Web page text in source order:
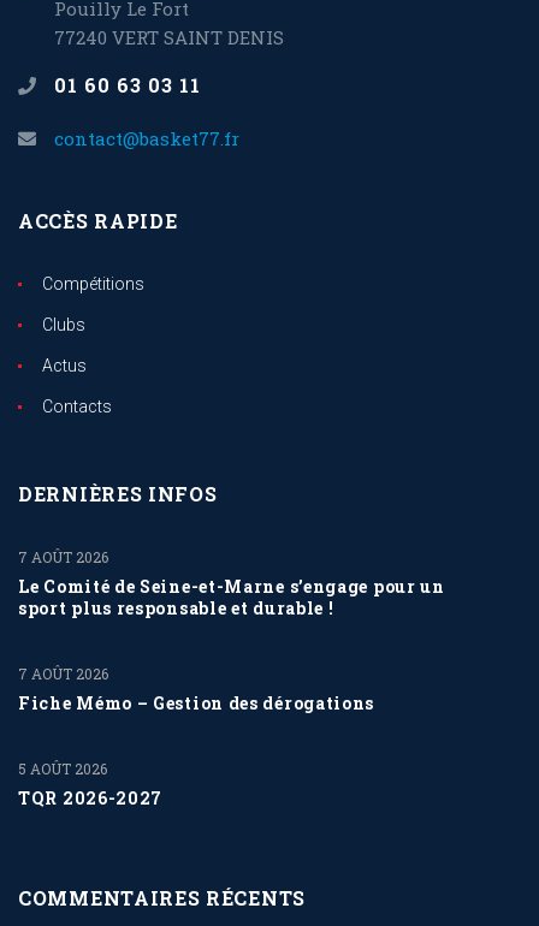
Pouilly Le Fort
77240 VERT SAINT DENIS
01 60 63 03 11
contact@basket77.fr
ACCÈS RAPIDE
Compétitions
Clubs
Actus
Contacts
DERNIÈRES INFOS
Le Comité de Seine-et-Marne s’engage pour un
sport plus responsable et durable !
7 AOÛT 2026
Fiche Mémo – Gestion des dérogations
7 AOÛT 2026
TQR 2026-2027
5 AOÛT 2026
COMMENTAIRES RÉCENTS